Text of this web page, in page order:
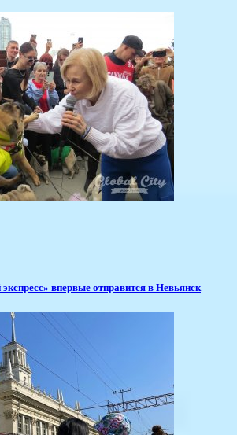
впервые отправится в Невьянск